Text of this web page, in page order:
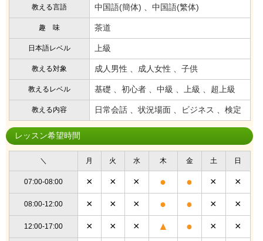
教える言語 中国語(簡体) 、中国語(繁体)
趣 味 茶道
日本語レベル 上級
教える対象 成人男性 、成人女性 、子供
教えるレベル 基礎 、初心者 、中級 、上級 、超上級
教える内容 日常会話 、状況場面 、ビジネス 、検定
レッスン希望時間
＼ 月 火 水 木 金 土 日
07:00-08:00 × × × ● ● × ×
08:00-12:00 × × × ● ● × ×
12:00-17:00 × × × ▲ ● × ×